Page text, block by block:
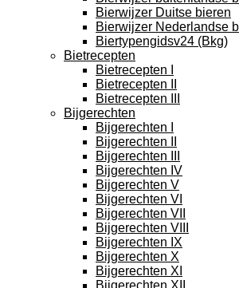
Bierwijzer Duitse bieren
Bierwijzer Nederlandse
Biertypengidsv24 (Bkg)
Bietrecepten
Bietrecepten I
Bietrecepten II
Bietrecepten III
Bijgerechten
Bijgerechten I
Bijgerechten II
Bijgerechten III
Bijgerechten IV
Bijgerechten V
Bijgerechten VI
Bijgerechten VII
Bijgerechten VIII
Bijgerechten IX
Bijgerechten X
Bijgerechten XI
Bijgerechten XII